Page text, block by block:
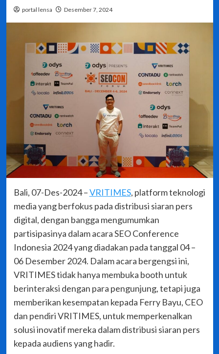
portal lensa Desember 7, 2024
Bali, 07-Des-2024 –VRITIMES, platform teknologi
media yang berfokus pada distribusi siaran pers
digital, dengan bangga mengumumkan
partisipasinya dalam acara SEO Conference
Indonesia 2024 yang diadakan pada tanggal 04 –
06 Desember 2024. Dalam acara bergengsi ini,
VRITIMES tidak hanya membuka booth untuk
berinteraksi dengan para pengunjung, tetapi juga
memberikan kesempatan kepada Ferry Bayu, CEO
dan pendiri VRITIMES, untuk memperkenalkan
solusi inovatif mereka dalam distribusi siaran pers
kepada audiens yang hadir.